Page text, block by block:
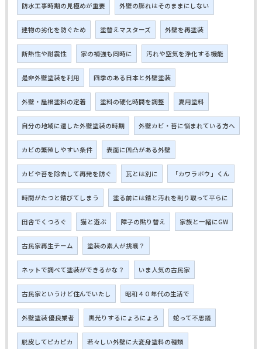
防水工事時期の見極めが重要 外壁の膨れはそのままにしない
建物の劣化を防ぐため 塗替えマスターズ 外壁を再塗装
断熱性や耐震性 家の補強も同時に 汚れや空気を浄化する機能
是非外壁塗装を利用 四季のある日本と外壁塗装
外壁・屋根塗料の定着 塗料の硬化時間を調整 夏用塗料
自分の地域に適した外壁塗装の時期 外壁カビ・苔に悩まれている方へ
カビの繁殖しやすい条件 表面に凹凸がある外壁
カビや苔を除去して再発を防ぐ 瓦とは別に 「カワラボウ」くん
時間がたつと錆びてしまう 塗る前には錆と汚れを削り取って平らに
田舎でくつろぐ 猫と遊ぶ 障子の貼り替え 家族と一緒にGW
古民家再生チーム 塗装の素人が挑戦？
ネットで調べて塗装ができるかな？ いま人気の古民家
古民家というけど住んでいたし 昭和４０年代の生活で
外壁塗装 優良業者 黒光りするにょろにょろ 蛇って不思議
脱皮してピカピカ 若々しい外壁に大変身塗料の種類